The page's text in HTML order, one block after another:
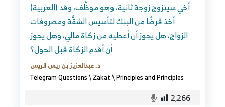
(العربية) أخي سيتزوج زوجة ثانية، وهو موظَّف، وقد
أخذ قرضًا من البنك لتأسيس الشقَّة ومصروفات
الزواج، هل يجوز أن أعطيه من زكاة مالي، وهل يجوز
أن أقدم الزكاة قبل الحول؟
د. عبدالعزيز بن ريس الريس
Telegram Questions\Zakat\Principles and Principles
2,266